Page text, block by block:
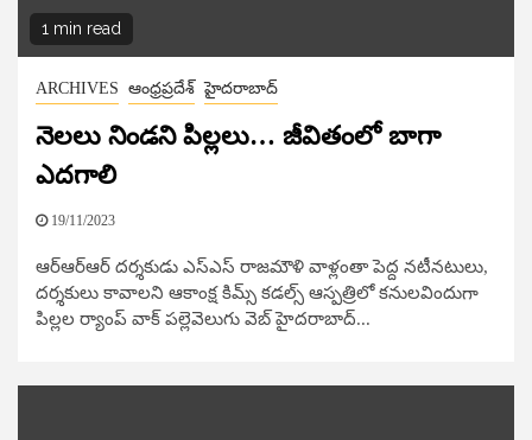
1 min read
ARCHIVES ఆంధ్రప్రదేశ్ హైదరాబాద్​
నెల‌లు నిండ‌ని పిల్ల‌లు… జీవితంలో బాగా
ఎద‌గాలి
19/11/2023
ఆర్ఆర్ఆర్ ద‌ర్శ‌కుడు ఎస్ఎస్ రాజ‌మౌళి వాళ్లంతా పెద్ద న‌టీన‌టులు,
ద‌ర్శ‌కులు కావాల‌ని ఆకాంక్ష‌ కిమ్స్ క‌డ‌ల్స్ ఆస్ప‌త్రిలో క‌నుల‌విందుగా
పిల్ల‌ల ర్యాంప్ వాక్ పల్లెవెలుగు వెబ్ హైద‌రాబాద్‌...